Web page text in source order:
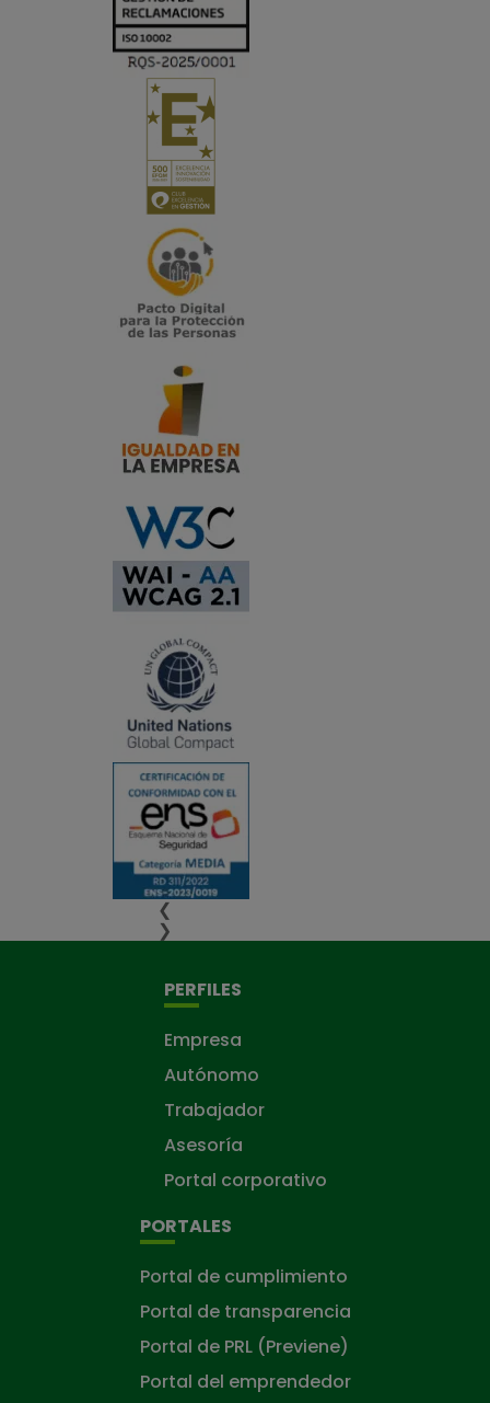
❮
❯
PERFILES
Empresa
Autónomo
Trabajador
Asesoría
Portal corporativo
PORTALES
Portal de cumplimiento
Portal de transparencia
Portal de PRL (Previene)
Portal del emprendedor